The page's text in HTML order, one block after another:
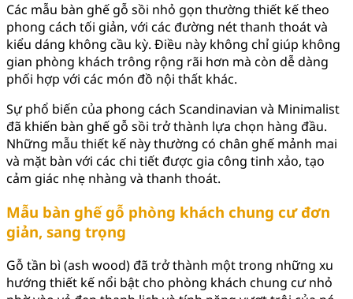
Các mẫu bàn ghế gỗ sồi nhỏ gọn thường thiết kế theo
phong cách tối giản, với các đường nét thanh thoát và
kiểu dáng không cầu kỳ. Điều này không chỉ giúp không
gian phòng khách trông rộng rãi hơn mà còn dễ dàng
phối hợp với các món đồ nội thất khác.
Sự phổ biến của phong cách Scandinavian và Minimalist
đã khiến bàn ghế gỗ sồi trở thành lựa chọn hàng đầu.
Những mẫu thiết kế này thường có chân ghế mảnh mai
và mặt bàn với các chi tiết được gia công tinh xảo, tạo
cảm giác nhẹ nhàng và thanh thoát.
Mẫu bàn ghế gỗ phòng khách chung cư đơn
giản, sang trọng
Gỗ tần bì (ash wood) đã trở thành một trong những xu
hướng thiết kế nổi bật cho phòng khách chung cư nhỏ